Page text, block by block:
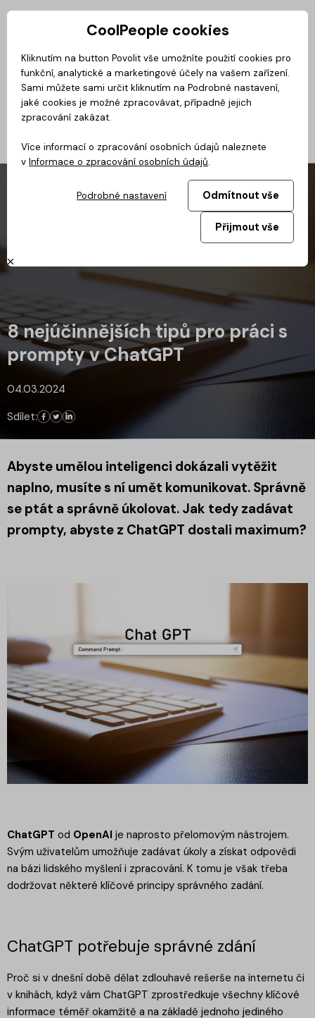
Privátní zóna
Magazín BusinessClass CoolMovie CoolDialog Podcast
8 nejúčinnějších tipů pro práci s
prompty v ChatGPT
04.03.2024
Sdílet:
Abyste umělou inteligenci dokázali vytěžit
naplno, musíte s ní umět komunikovat. Správně
se ptát a správně úkolovat. Jak tedy zadávat
prompty, abyste z ChatGPT dostali maximum?
ChatGPT od OpenAI je naprosto přelomovým nástrojem.
Svým uživatelům umožňuje zadávat úkoly a získat odpovědi
na bázi lidského myšlení i zpracování. K tomu je však třeba
dodržovat některé klíčové principy správného zadání.
ChatGPT potřebuje správné zdání
Proč si v dnešní době dělat zdlouhavé rešerše na internetu či
v knihách, když vám ChatGPT zprostředkuje všechny klíčové
informace téměř okamžitě a na základě jednoho jediného
CoolPeople cookies
Kliknutím na button Povolit vše umožníte použití cookies pro
funkční, analytické a marketingové účely na vašem zařízení.
Sami můžete sami určit kliknutím na Podrobné nastavení,
jaké cookies je možné zpracovávat, případně jejich
zpracování zakázat.
Více informací o zpracování osobních údajů naleznete
v Informace o zpracování osobních údajů.
Podrobné nastavení Odmítnout vše
Přijmout vše